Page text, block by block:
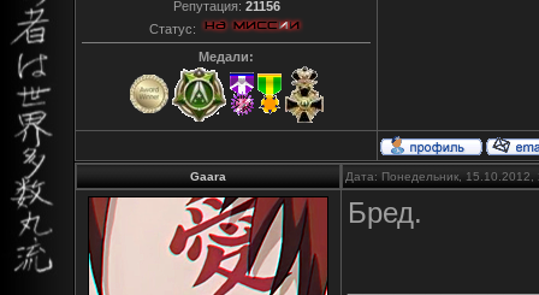
Репутация: 21156
Статус:
Медали:
Gaara Дата: Понедельник,
Бред.